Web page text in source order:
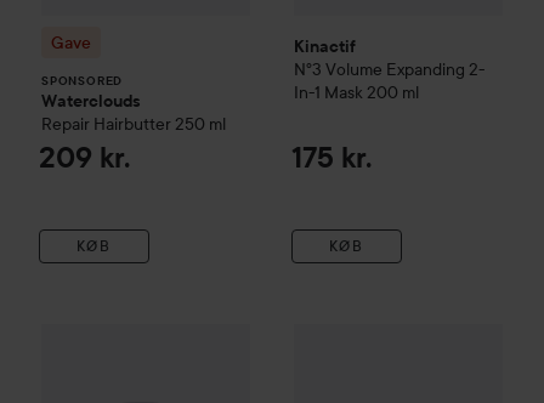
Gave
SPONSORED
Waterclouds
Repair Hairbutter 250 ml
209 kr.
KØB
Kinactif
Nº3 Volume Expanding 2-
In-1 Mask 200 ml
175 kr.
KØB